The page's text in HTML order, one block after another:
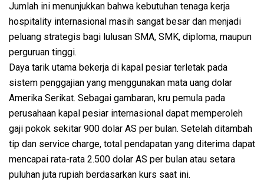
Jumlah ini menunjukkan bahwa kebutuhan tenaga kerja
hospitality internasional masih sangat besar dan menjadi
peluang strategis bagi lulusan SMA, SMK, diploma, maupun
perguruan tinggi.
Daya tarik utama bekerja di kapal pesiar terletak pada
sistem penggajian yang menggunakan mata uang dolar
Amerika Serikat. Sebagai gambaran, kru pemula pada
perusahaan kapal pesiar internasional dapat memperoleh
gaji pokok sekitar 900 dolar AS per bulan. Setelah ditambah
tip dan service charge, total pendapatan yang diterima dapat
mencapai rata-rata 2.500 dolar AS per bulan atau setara
puluhan juta rupiah berdasarkan kurs saat ini.